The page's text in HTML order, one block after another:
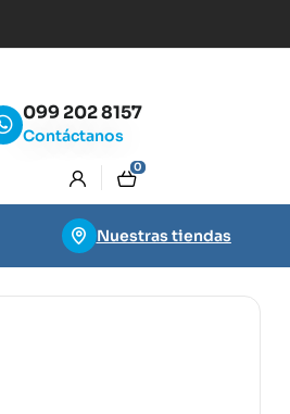
099 202 8157
Contáctanos
0
Nuestras tiendas